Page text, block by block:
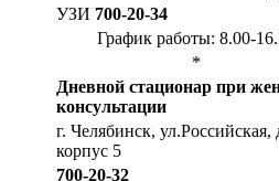
УЗИ 700-20-34
График работы: 8.00-
*
Дневной стационар при
консультации
г. Челябинск, ул.Российская,
корпус 5
700-20-32